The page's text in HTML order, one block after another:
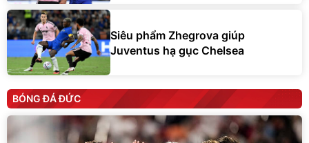
Siêu phẩm Zhegrova giúp
Juventus hạ gục Chelsea
BÓNG ĐÁ ĐỨC